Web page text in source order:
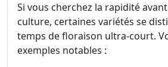
Si vous cherchez la rapidité
culture, certaines variétés se
temps de floraison ultra-court.
exemples notables :